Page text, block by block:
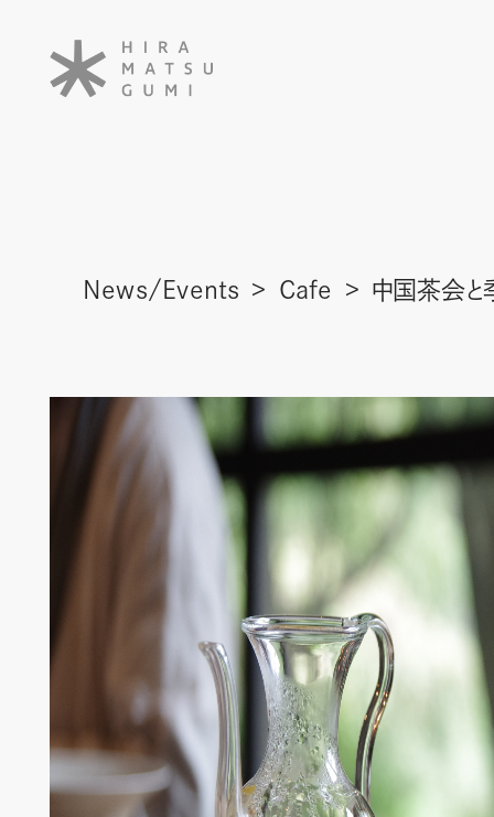
News/Events Cafe 中国茶会